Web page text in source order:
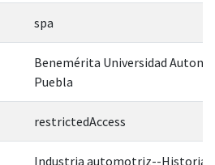
spa
Benemérita Universidad
Puebla
restrictedAccess
Industria automotriz--Historia